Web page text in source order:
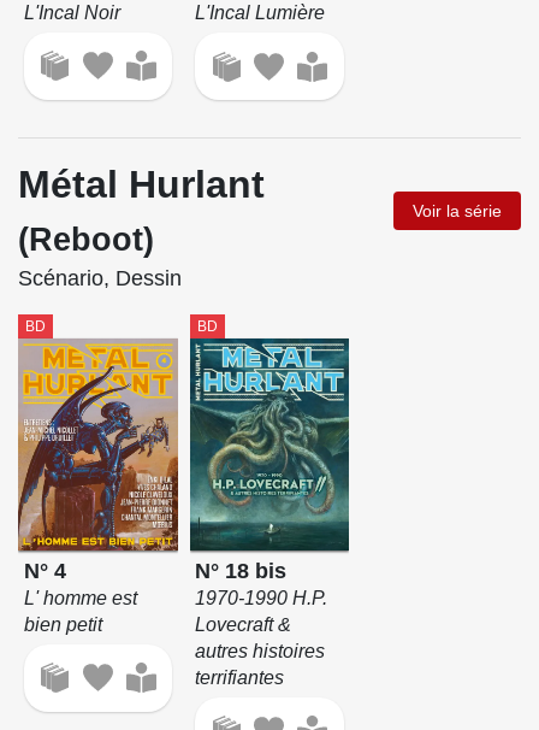
L'Incal Noir L'Incal Lumière
Métal Hurlant
(Reboot)
Voir la série
Scénario, Dessin
BD
N° 4
L' homme est
bien petit
BD
N° 18 bis
1970-1990 H.P.
Lovecraft &
autres histoires
terrifiantes